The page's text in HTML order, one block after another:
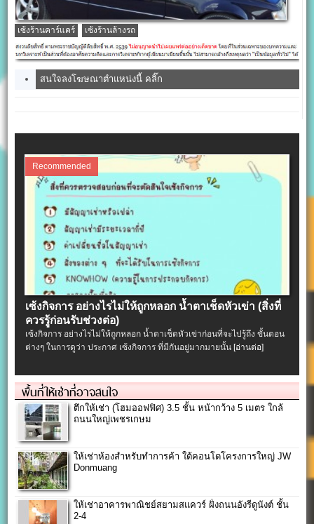
เซ้งร้านคาร์แคร์ เซ้งร้านล้างรถ
สนใจลงโฆษณาตำแหน่งนี้ คลิ๊ก
Recommended
เซ้งกิจการ อย่างไรไม่ให้ถูกหลอก น้ำตาเช็ดหัวเข่า (สิ่งที่
ควรรู้ก่อนรับช่วงต่อ)
เซ้งกิจการ อย่างไรไม่ให้ถูกหลอก น้ำตาเช็ดหัวเข่าก่อนที่จะไปรู้ถึง ขั้นตอน
ต่างๆ ในการดูว่า ประกาศ เซ้งกิจการ ที่มีกันอยู่มากมายนั้น[อ่านต่อ]
พื้นที่ให้เช่าที่อาจสนใจ
ตึกให้เช่า (โฮมออฟฟิศ) 3.5 ชั้น หน้ากว้าง 5 เมตร ใกล้
ถนนใหญ่เพชรเกษม
ให้เช่าห้องสำหรับทำการค้า ใต้คอนโดโครงการใหญ่ JW
Donmuang
ให้เช่าอาคารพาณิชย์สยามสแควร์ ฝั่งถนนอังรีดูนังต์ ชั้น
2-4